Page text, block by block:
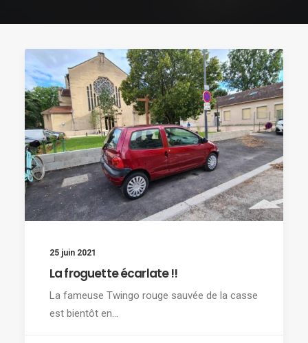
25 juin 2021
La froguette écarlate !!
La fameuse Twingo rouge sauvée de la casse
est bientôt en…